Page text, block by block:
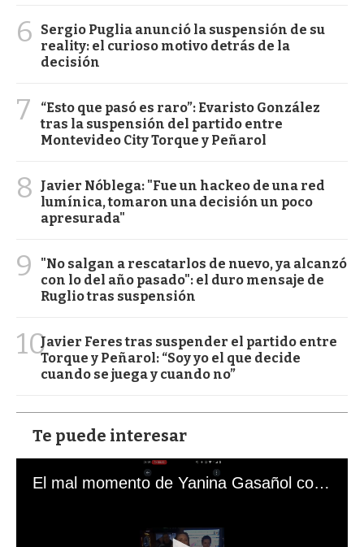
6
Sergio Puglia anunció la suspensión de su
reality: el curioso motivo detrás de la
decisión
7
“Esto que pasó es raro”: Evaristo González
tras la suspensión del partido entre
Montevideo City Torque y Peñarol
8
Javier Nóblega: "Fue un hackeo de una red
lumínica, tomaron una decisión un poco
apresurada"
9
"No salgan a rescatarlos de nuevo, ya alcanzó
con lo del año pasado": el duro mensaje de
Ruglio tras suspensión
10Javier Feres tras suspender el partido entre
Torque y Peñarol: “Soy yo el que decide
cuando se juega y cuando no”
Te puede interesar
El mal momento de Yanina Gasañol con un hincha argentino en "Subrayado"